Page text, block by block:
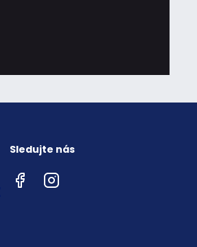
Sledujte nás
FacebookInstagram